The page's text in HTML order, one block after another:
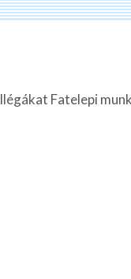
Fatelepi